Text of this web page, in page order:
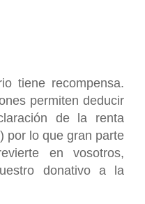
tiene recompensa.
permiten deducir
de la renta
por lo que gran parte
en vosotros,
donativo a la